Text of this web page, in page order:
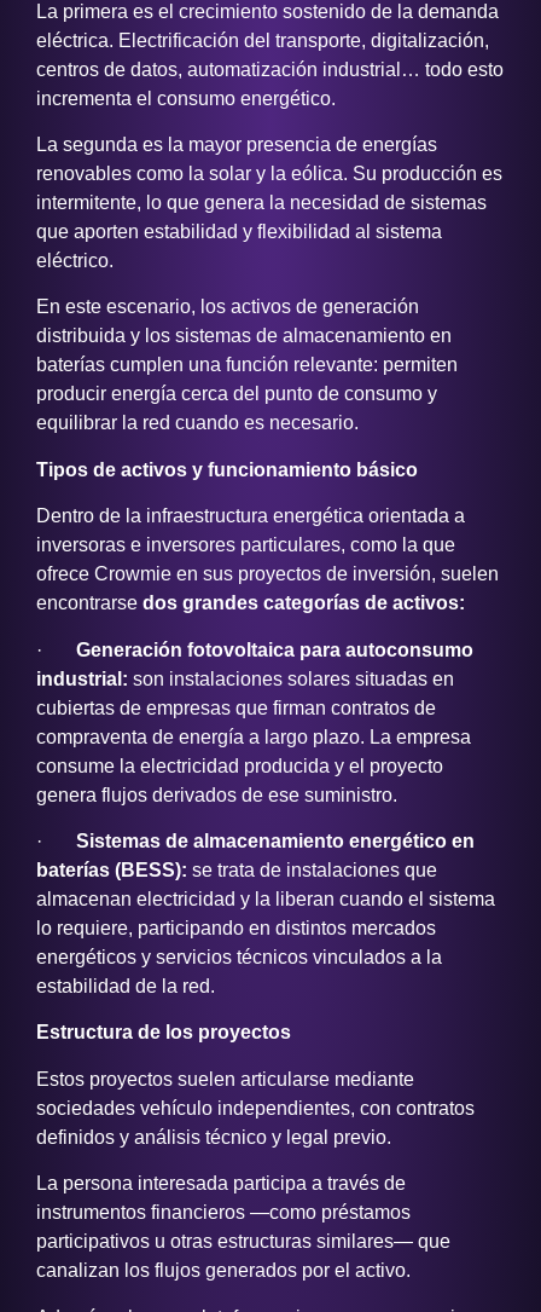
La primera es el crecimiento sostenido de la demanda
eléctrica. Electrificación del transporte, digitalización,
centros de datos, automatización industrial… todo esto
incrementa el consumo energético.
La segunda es la mayor presencia de energías
renovables como la solar y la eólica. Su producción es
intermitente, lo que genera la necesidad de sistemas
que aporten estabilidad y flexibilidad al sistema
eléctrico.
En este escenario, los activos de generación
distribuida y los sistemas de almacenamiento en
baterías cumplen una función relevante: permiten
producir energía cerca del punto de consumo y
equilibrar la red cuando es necesario.
Tipos de activos y funcionamiento básico
Dentro de la infraestructura energética orientada a
inversoras e inversores particulares, como la que
ofrece Crowmie en sus proyectos de inversión, suelen
encontrarse dos grandes categorías de activos:
· Generación fotovoltaica para autoconsumo
industrial: son instalaciones solares situadas en
cubiertas de empresas que firman contratos de
compraventa de energía a largo plazo. La empresa
consume la electricidad producida y el proyecto
genera flujos derivados de ese suministro.
· Sistemas de almacenamiento energético en
baterías (BESS): se trata de instalaciones que
almacenan electricidad y la liberan cuando el sistema
lo requiere, participando en distintos mercados
energéticos y servicios técnicos vinculados a la
estabilidad de la red.
Estructura de los proyectos
Estos proyectos suelen articularse mediante
sociedades vehículo independientes, con contratos
definidos y análisis técnico y legal previo.
La persona interesada participa a través de
instrumentos financieros —como préstamos
participativos u otras estructuras similares— que
canalizan los flujos generados por el activo.